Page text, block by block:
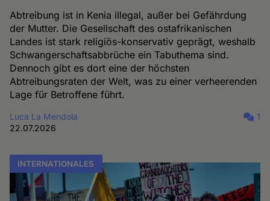
Abtreibung ist in Kenia illegal, außer bei Gefährdung
der Mutter. Die Gesellschaft des ostafrikanischen
Landes ist stark religiös-konservativ geprägt, weshalb
Schwangerschaftsabbrüche ein Tabuthema sind.
Dennoch gibt es dort eine der höchsten
Abtreibungsraten der Welt, was zu einer verheerenden
Lage für Betroffene führt.
Luca La Mendola
22.07.2026
1
INTERNATIONALES